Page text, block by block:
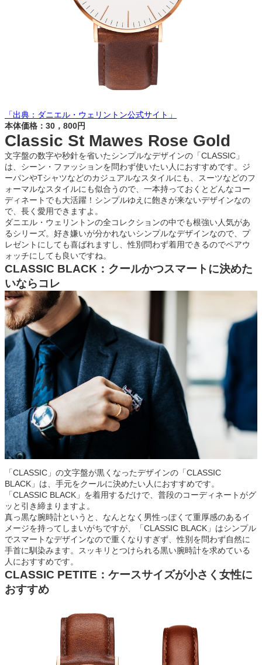
「出典：ダニエル・ウェリントン公式サイト」
本体価格：30，800円
Classic St Mawes Rose Gold
文字盤の数字や秒針を省いたシンプルなデザインの「CLASSIC」
は、シーン・ファッションを問わず使いたい人におすすめです。ジ
ーパンやTシャツなどのカジュアルなスタイルにも、スーツなどのフ
ォーマルなスタイルにも似合うので、一本持っておくとどんなコー
ディネートでも大活躍！シンプルゆえに飽きが来ないデザインなの
で、長く愛用できますよ。
ダニエル・ウェリントンの全コレクションの中でも根強い人気があ
るシリーズ。好き嫌いが分かれないシンプルなデザインなので、プ
レゼントにしても喜ばれますし、性別問わず着用できるのでペアウ
ォッチにしても良いですね。
CLASSIC BLACK：クールかつスマートに決めた
いならコレ
「CLASSIC」の文字盤が黒くなったデザインの「CLASSIC
BLACK」は、手元をクールに決めたい人におすすめです。
「CLASSIC BLACK」を着用するだけで、普段のコーディネートがグ
ッと引き締まりますよ。
真っ黒な腕時計というと、なんとなく男性っぽくて重厚感のあるイ
メージを持ってしまいがちですが、「CLASSIC BLACK」はシンプル
でスマートなデザインなので重くなりすぎず、性別を問わず自然に
手首に馴染みます。スッキリとつけられる黒い腕時計を求めている
人におすすめです。
CLASSIC PETITE：ケースサイズが小さく女性に
おすすめ